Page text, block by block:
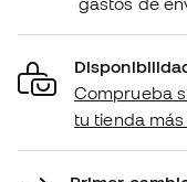
Comprueba
tu tienda